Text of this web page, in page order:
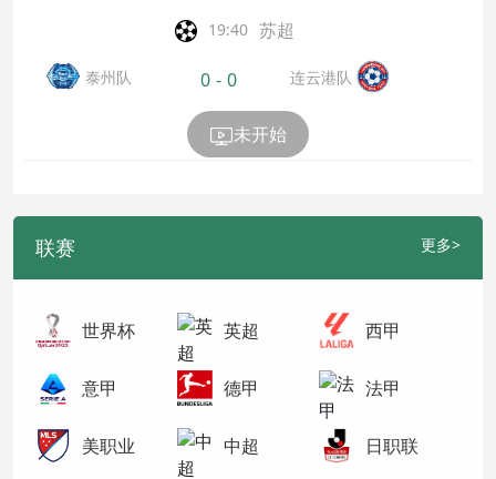
19:40 苏超
泰州队 0 - 0 连云港队
未开始
联赛 更多>
世界杯 英超 西甲
意甲 德甲 法甲
美职业 中超 日职联